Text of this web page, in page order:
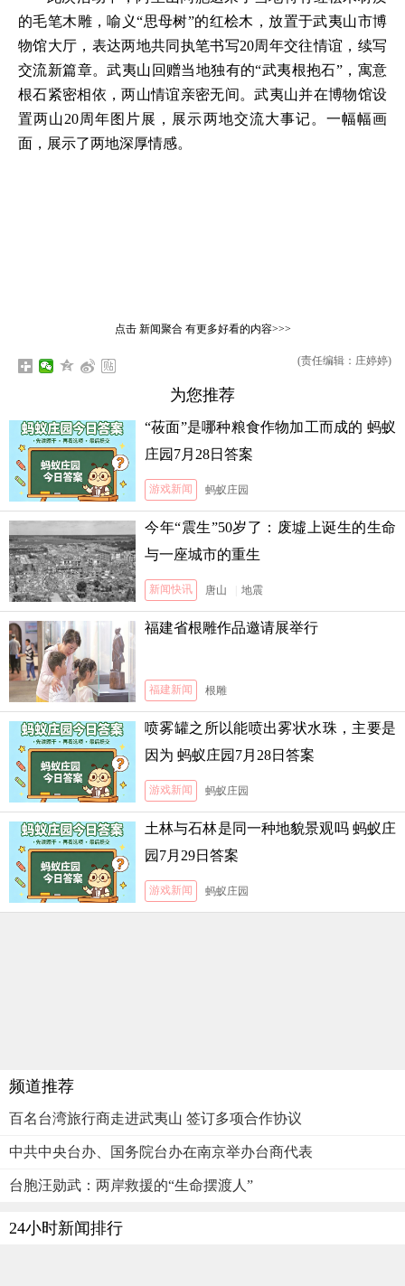
的毛笔木雕，喻义“思母树”的红桧木，放置于武夷山市博
物馆大厅，表达两地共同执笔书写20周年交往情谊，续写
交流新篇章。武夷山回赠当地独有的“武夷根抱石”，寓意
根石紧密相依，两山情谊亲密无间。武夷山并在博物馆设
置两山20周年图片展，展示两地交流大事记。一幅幅画
面，展示了两地深厚情感。
点击 新闻聚合有更多好看的内容>>>
(责任编辑：庄婷婷)
为您推荐
“莜面”是哪种粮食作物加工而成的 蚂蚁
庄园7月28日答案
游戏新闻 蚂蚁庄园
今年“震生”50岁了：废墟上诞生的生命
与一座城市的重生
新闻快讯 唐山 地震
福建省根雕作品邀请展举行
福建新闻 根雕
喷雾罐之所以能喷出雾状水珠，主要是
因为 蚂蚁庄园7月28日答案
游戏新闻 蚂蚁庄园
土林与石林是同一种地貌景观吗 蚂蚁庄
园7月29日答案
游戏新闻 蚂蚁庄园
频道推荐
百名台湾旅行商走进武夷山 签订多项合作协议
中共中央台办、国务院台办在南京举办台商代表
台胞汪勋武：两岸救援的“生命摆渡人”
24小时新闻排行